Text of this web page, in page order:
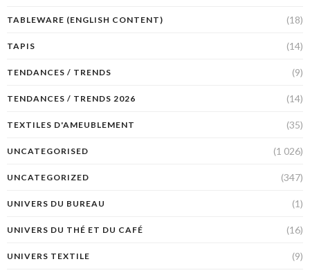
TABLEWARE (ENGLISH CONTENT) (18)
TAPIS (14)
TENDANCES / TRENDS (9)
TENDANCES / TRENDS 2026 (14)
TEXTILES D'AMEUBLEMENT (35)
UNCATEGORISED (1 026)
UNCATEGORIZED (347)
UNIVERS DU BUREAU (1)
UNIVERS DU THÉ ET DU CAFÉ (16)
UNIVERS TEXTILE (9)